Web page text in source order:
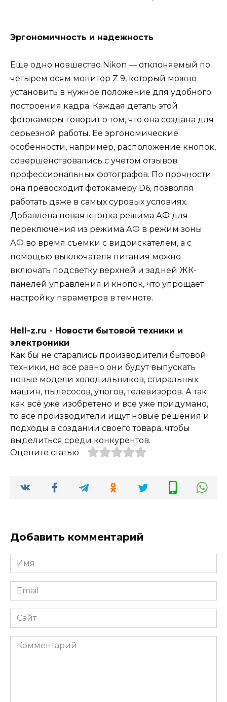
Эргономичность и надежность
Еще одно новшество Nikon — отклоняемый по
четырем осям монитор Z 9, который можно
установить в нужное положение для удобного
построения кадра. Каждая деталь этой
фотокамеры говорит о том, что она создана для
серьезной работы. Ее эргономические
особенности, например, расположение кнопок,
совершенствовались с учетом отзывов
профессиональных фотографов. По прочности
она превосходит фотокамеру D6, позволяя
работать даже в самых суровых условиях.
Добавлена новая кнопка режима АФ для
переключения из режима АФ в режим зоны
АФ во время съемки с видоискателем, а с
помощью выключателя питания можно
включать подсветку верхней и задней ЖК-
панелей управления и кнопок, что упрощает
настройку параметров в темноте.
Hell-z.ru - Новости бытовой техники и
электроники
Как бы не старались производители бытовой
техники, но всё равно они будут выпускать
новые модели холодильников, стиральных
машин, пылесосов, утюгов, телевизоров. А так
как всё уже изобретено и все уже придумано,
то все производители ищут новые решения и
подходы в создании своего товара, чтобы
выделиться среди конкурентов.
Оцените статью
Добавить комментарий
Имя
*
Email
*
Сайт
Комментарий